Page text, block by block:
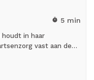
timer 5 min
in haar
vast aan de…